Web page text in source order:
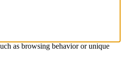
as browsing behavior or unique